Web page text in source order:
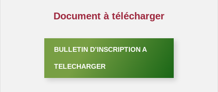
Document à télécharger
BULLETIN D’INSCRIPTION A
TELECHARGER